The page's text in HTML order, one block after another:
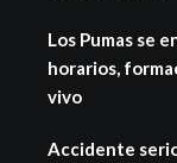
Los Pumas se
horarios,
vivo
Accidente